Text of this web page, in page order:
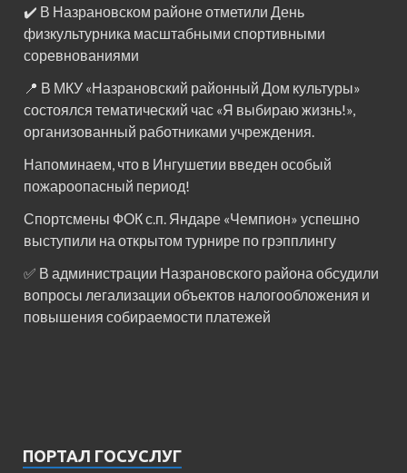
✔️ В Назрановском районе отметили День
физкультурника масштабными спортивными
соревнованиями
📍 В МКУ «Назрановский районный Дом культуры»
состоялся тематический час «Я выбираю жизнь!»,
организованный работниками учреждения.
Напоминаем, что в Ингушетии введен особый
пожароопасный период!⁣⁣⠀
Спортсмены ФОК с.п. Яндаре «Чемпион» успешно
выступили на открытом турнире по грэпплингу
✅ В администрации Назрановского района обсудили
вопросы легализации объектов налогообложения и
повышения собираемости платежей
ПОРТАЛ ГОСУСЛУГ